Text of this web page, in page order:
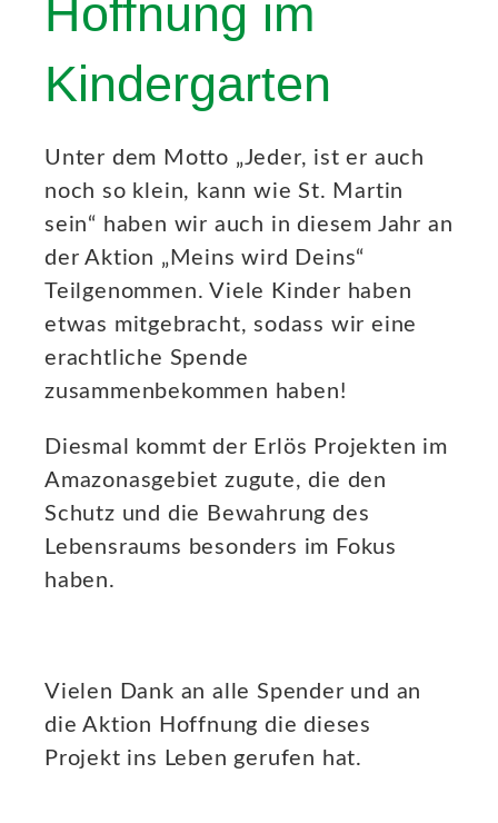
Kontakt
Hoffnung im
Kindergarten
Unter dem Motto „Jeder, ist er auch
noch so klein, kann wie St. Martin
sein“ haben wir auch in diesem Jahr an
der Aktion „Meins wird Deins“
Teilgenommen. Viele Kinder haben
etwas mitgebracht, sodass wir eine
erachtliche Spende
zusammenbekommen haben!
Diesmal kommt der Erlös Projekten im
Amazonasgebiet zugute, die den
Schutz und die Bewahrung des
Lebensraums besonders im Fokus
haben.
Vielen Dank an alle Spender und an
die Aktion Hoffnung die dieses
Projekt ins Leben gerufen hat.